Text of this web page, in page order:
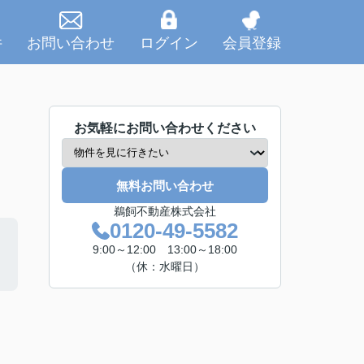
お問い合わせ ログイン 会員登録
お気軽にお問い合わせください
無料お問い合わせ
鵜飼不動産株式会社
0120-49-5582
9:00～12:00 13:00～18:00
（休：水曜日）